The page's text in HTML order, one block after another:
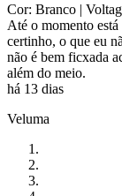
Cor: Branco |
Até o momento
certinho, o que eu
não é bem ficxada
além do meio.
há 13 dias
Veluma